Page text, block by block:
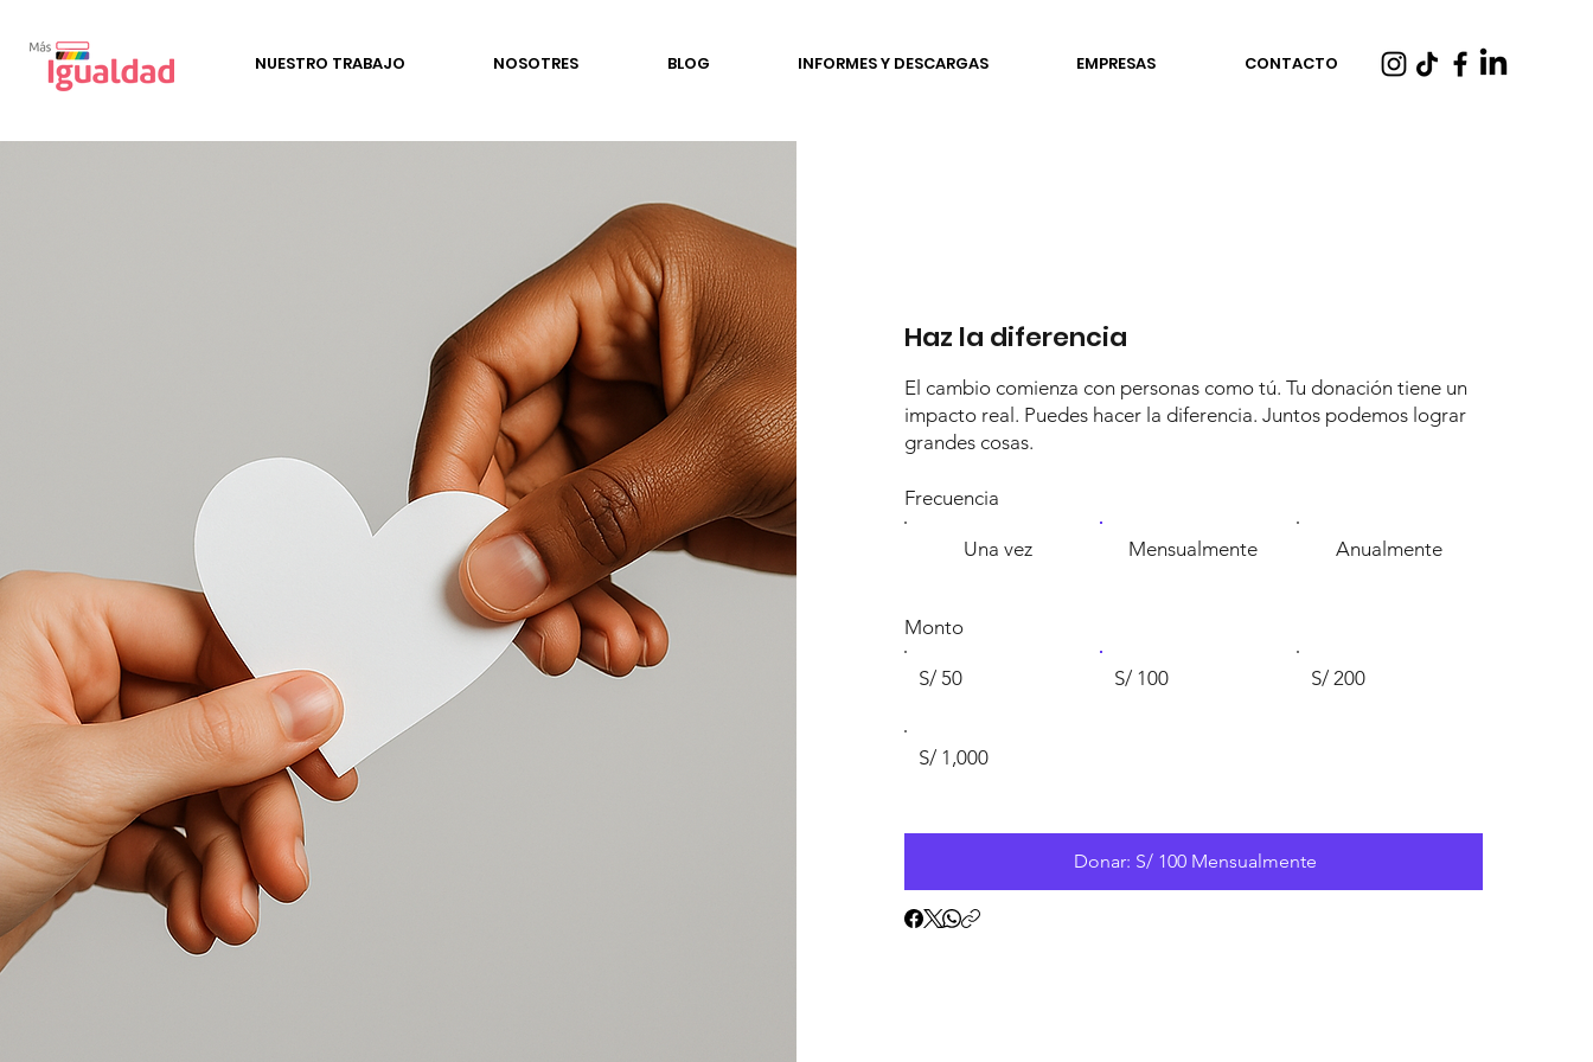
NUESTRO TRABAJO NOSOTRES BLOG INFORMES Y DESCARGAS EMPRESAS CONTACTO
Haz la diferencia
El cambio comienza con personas como tú. Tu donación tiene un
impacto real. Puedes hacer la diferencia. Juntos podemos lograr
grandes cosas.
Frecuencia
Una vez Mensualmente Anualmente
Monto
S/ 50 S/ 100 S/ 200
S/ 1,000
Donar: S/ 100 Mensualmente